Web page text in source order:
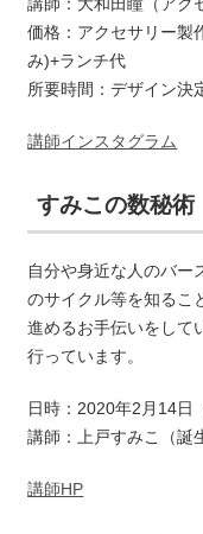
講師：大和田瞳（アク
価格：アクセサリー製
み)+ランチ代
所要時間：デザイン決
講師インスタグラム
すみこの数秘術
自分や身近な人のバー
のサイクル等を知るこ
進めるお手伝いをして
行っています。
日時：2020年2月14
講師：上戸すみこ（誕
講師HP